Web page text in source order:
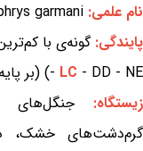
نام علمی: garmani
پایندگی:
- LC - DD - NE) (بر پایه‌ی سیاهه‌ی سرخ IUCN)
زیستگاه:جنگل‌های
گرم‌دشت‌های خشک،